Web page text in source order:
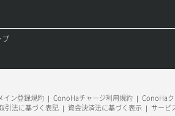
ク一覧取得
ク削除（ローカルネットワ
取得
取得
プ
イン登録規約 ConoHaチャージ利用規約 ConoHa
引法に基づく表記 資金決済法に基づく表示 サービ